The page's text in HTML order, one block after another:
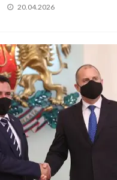
Posted
20.04.2026